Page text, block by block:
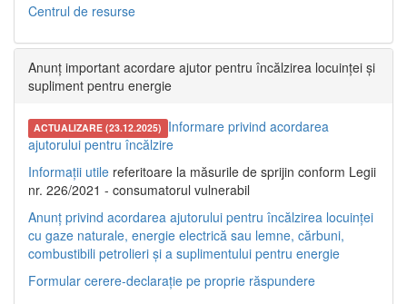
Centrul de resurse
Anunț important acordare ajutor pentru încălzirea locuinței și
supliment pentru energie
ACTUALIZARE (23.12.2025) Informare privind acordarea
ajutorului pentru încălzire
Informații utile referitoare la măsurile de sprijin conform Legii
nr. 226/2021 - consumatorul vulnerabil
Anunț privind acordarea ajutorului pentru încălzirea locuinței
cu gaze naturale, energie electrică sau lemne, cărbuni,
combustibili petrolieri și a suplimentului pentru energie
Formular cerere-declarație pe proprie răspundere